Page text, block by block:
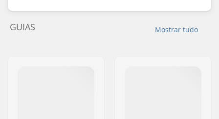
Mostrar tudo
GUIAS